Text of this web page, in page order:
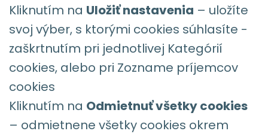
Kliknutím na Uložiť nastavenia – uložíte
svoj výber, s ktorými cookies súhlasíte -
zaškrtnutím pri jednotlivej Kategórií
cookies, alebo pri Zozname príjemcov
cookies
Kliknutím na Odmietnuť všetky cookies
– odmietnene všetky cookies okrem